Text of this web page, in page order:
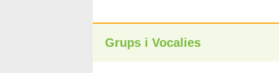
Grups i Vocalies